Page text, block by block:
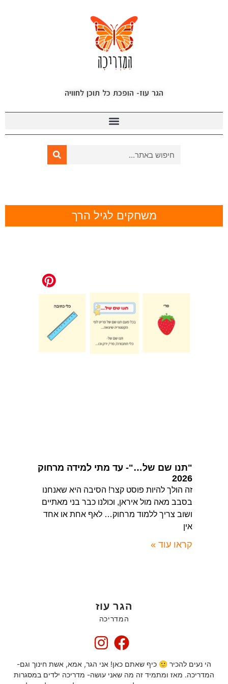
הגר עוז- הופכת כל תוכן לחוויה
משחקים לגיל הרך
"תנו שם של…"- עד מתי למידה מרחוק
2026
זה הולך להיות פוסט קצר! הסיבה היא שאנחנו
בסבב מאה מול איראן, וכולנו כבר בני מאתיים
ושוב צריך ללמוד מרחוק… לאף אחת או אחד
אין
קראו עוד »
הגר עוז
המדריכה
הי נעים להכיר 🙂 כיף שאתם כאן! אני הגר, אמא, אשת חינוך וגם-
המדריכה. מאז ומתמיד זה מה שאני עושה- מדריכה ילדים במסגרות